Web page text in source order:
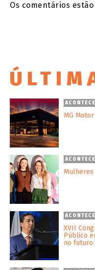
Os comentários
ACONTECE
MG
ACONTECE
Mulheres
ACONTECE
XVII
Público
no futuro